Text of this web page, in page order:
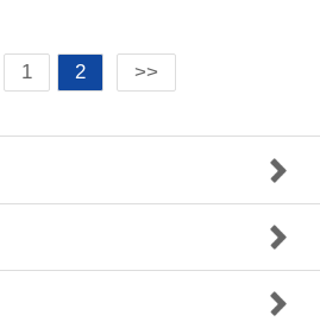
1 2 >>